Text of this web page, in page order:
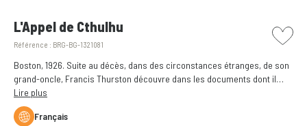
L'Appel de Cthulhu
Référence : BRG-BG-1321081
picto
Boston, 1926. Suite au décès, dans des circonstances étranges, de son
grand-oncle, Francis Thurston découvre dans les documents dont il
hérite l’existence d’une secte vouant un culte à une créature
innommable, endormie depuis des millions d’années.
Lire plus
Français